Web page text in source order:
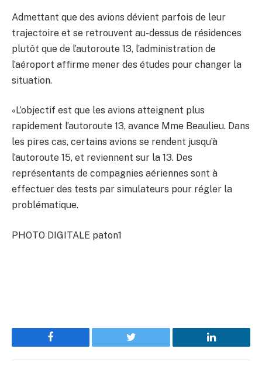
Admettant que des avions dévient parfois de leur
trajectoire et se retrouvent au-dessus de résidences
plutôt que de l’autoroute 13, l’administration de
l’aéroport affirme mener des études pour changer la
situation.
«L’objectif est que les avions atteignent plus
rapidement l’autoroute 13, avance Mme Beaulieu. Dans
les pires cas, certains avions se rendent jusqu’à
l’autoroute 15, et reviennent sur la 13. Des
représentants de compagnies aériennes sont à
effectuer des tests par simulateurs pour régler la
problématique.
PHOTO DIGITALE paton1
Facebook Twitter LinkedIn